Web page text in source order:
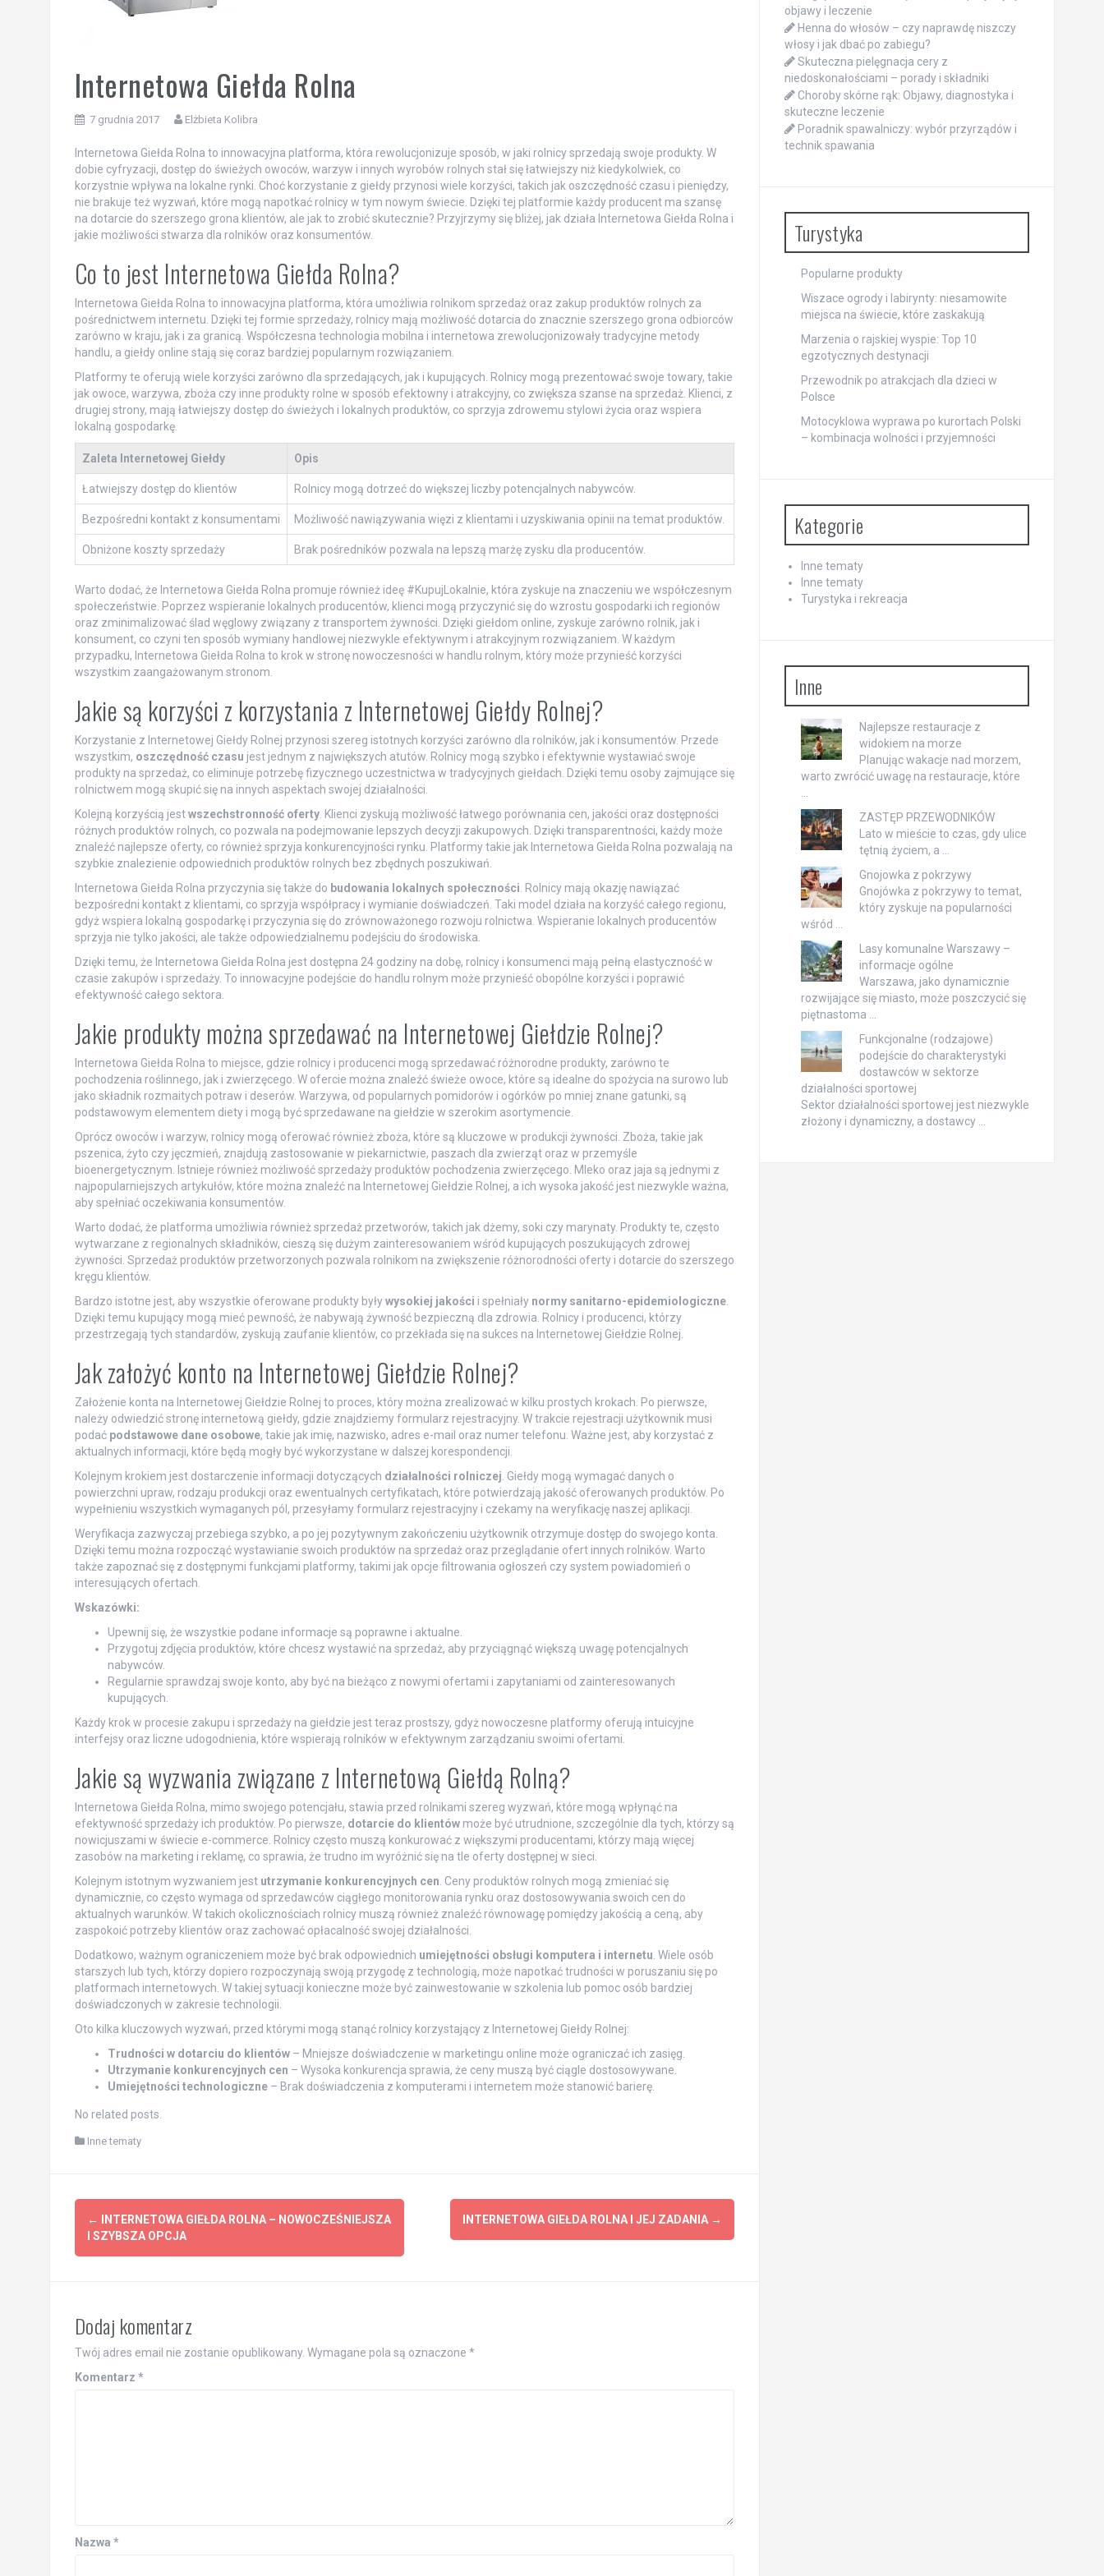
Internetowa Giełda Rolna
7 grudnia 2017 Elżbieta Kolibra
Internetowa Giełda Rolna to innowacyjna platforma, która rewolucjonizuje sposób, w jaki rolnicy sprzedają swoje produkty. W
dobie cyfryzacji, dostęp do świeżych owoców, warzyw i innych wyrobów rolnych stał się łatwiejszy niż kiedykolwiek, co
korzystnie wpływa na lokalne rynki. Choć korzystanie z giełdy przynosi wiele korzyści, takich jak oszczędność czasu i pieniędzy,
nie brakuje też wyzwań, które mogą napotkać rolnicy w tym nowym świecie. Dzięki tej platformie każdy producent ma szansę
na dotarcie do szerszego grona klientów, ale jak to zrobić skutecznie? Przyjrzymy się bliżej, jak działa Internetowa Giełda Rolna i
jakie możliwości stwarza dla rolników oraz konsumentów.
Co to jest Internetowa Giełda Rolna?
Internetowa Giełda Rolna to innowacyjna platforma, która umożliwia rolnikom sprzedaż oraz zakup produktów rolnych za
pośrednictwem internetu. Dzięki tej formie sprzedaży, rolnicy mają możliwość dotarcia do znacznie szerszego grona odbiorców
zarówno w kraju, jak i za granicą. Współczesna technologia mobilna i internetowa zrewolucjonizowały tradycyjne metody
handlu, a giełdy online stają się coraz bardziej popularnym rozwiązaniem.
Platformy te oferują wiele korzyści zarówno dla sprzedających, jak i kupujących. Rolnicy mogą prezentować swoje towary, takie
jak owoce, warzywa, zboża czy inne produkty rolne w sposób efektowny i atrakcyjny, co zwiększa szanse na sprzedaż. Klienci, z
drugiej strony, mają łatwiejszy dostęp do świeżych i lokalnych produktów, co sprzyja zdrowemu stylowi życia oraz wspiera
lokalną gospodarkę.
Zaleta Internetowej Giełdy Opis
Łatwiejszy dostęp do klientów Rolnicy mogą dotrzeć do większej liczby potencjalnych nabywców.
Bezpośredni kontakt z konsumentami Możliwość nawiązywania więzi z klientami i uzyskiwania opinii na temat produktów.
Obniżone koszty sprzedaży Brak pośredników pozwala na lepszą marżę zysku dla producentów.
Warto dodać, że Internetowa Giełda Rolna promuje również ideę #KupujLokalnie, która zyskuje na znaczeniu we współczesnym
społeczeństwie. Poprzez wspieranie lokalnych producentów, klienci mogą przyczynić się do wzrostu gospodarki ich regionów
oraz zminimalizować ślad węglowy związany z transportem żywności. Dzięki giełdom online, zyskuje zarówno rolnik, jak i
konsument, co czyni ten sposób wymiany handlowej niezwykle efektywnym i atrakcyjnym rozwiązaniem. W każdym
przypadku, Internetowa Giełda Rolna to krok w stronę nowoczesności w handlu rolnym, który może przynieść korzyści
wszystkim zaangażowanym stronom.
Jakie są korzyści z korzystania z Internetowej Giełdy Rolnej?
Korzystanie z Internetowej Giełdy Rolnej przynosi szereg istotnych korzyści zarówno dla rolników, jak i konsumentów. Przede
wszystkim, oszczędność czasu jest jednym z największych atutów. Rolnicy mogą szybko i efektywnie wystawiać swoje
produkty na sprzedaż, co eliminuje potrzebę fizycznego uczestnictwa w tradycyjnych giełdach. Dzięki temu osoby zajmujące się
rolnictwem mogą skupić się na innych aspektach swojej działalności.
Kolejną korzyścią jestwszechstronność oferty. Klienci zyskują możliwość łatwego porównania cen, jakości oraz dostępności
różnych produktów rolnych, co pozwala na podejmowanie lepszych decyzji zakupowych. Dzięki transparentności, każdy może
znaleźć najlepsze oferty, co również sprzyja konkurencyjności rynku. Platformy takie jak Internetowa Giełda Rolna pozwalają na
szybkie znalezienie odpowiednich produktów rolnych bez zbędnych poszukiwań.
Internetowa Giełda Rolna przyczynia się także do budowania lokalnych społeczności . Rolnicy mają okazję nawiązać
bezpośredni kontakt z klientami, co sprzyja współpracy i wymianie doświadczeń. Taki model działa na korzyść całego regionu,
gdyż wspiera lokalną gospodarkę i przyczynia się do zrównoważonego rozwoju rolnictwa. Wspieranie lokalnych producentów
sprzyja nie tylko jakości, ale także odpowiedzialnemu podejściu do środowiska.
Dzięki temu, że Internetowa Giełda Rolna jest dostępna 24 godziny na dobę, rolnicy i konsumenci mają pełną elastyczność w
czasie zakupów i sprzedaży. To innowacyjne podejście do handlu rolnym może przynieść obopólne korzyści i poprawić
efektywność całego sektora.
Jakie produkty można sprzedawać na Internetowej Giełdzie Rolnej?
Internetowa Giełda Rolna to miejsce, gdzie rolnicy i producenci mogą sprzedawać różnorodne produkty, zarówno te
pochodzenia roślinnego, jak i zwierzęcego. W ofercie można znaleźć świeże owoce, które są idealne do spożycia na surowo lub
jako składnik rozmaitych potraw i deserów. Warzywa, od popularnych pomidorów i ogórków po mniej znane gatunki, są
podstawowym elementem diety i mogą być sprzedawane na giełdzie w szerokim asortymencie.
Oprócz owoców i warzyw, rolnicy mogą oferować również zboża, które są kluczowe w produkcji żywności. Zboża, takie jak
pszenica, żyto czy jęczmień, znajdują zastosowanie w piekarnictwie, paszach dla zwierząt oraz w przemyśle
bioenergetycznym. Istnieje również możliwość sprzedaży produktów pochodzenia zwierzęcego. Mleko oraz jaja są jednymi z
najpopularniejszych artykułów, które można znaleźć na Internetowej Giełdzie Rolnej, a ich wysoka jakość jest niezwykle ważna,
aby spełniać oczekiwania konsumentów.
Warto dodać, że platforma umożliwia również sprzedaż przetworów, takich jak dżemy, soki czy marynaty. Produkty te, często
wytwarzane z regionalnych składników, cieszą się dużym zainteresowaniem wśród kupujących poszukujących zdrowej
żywności. Sprzedaż produktów przetworzonych pozwala rolnikom na zwiększenie różnorodności oferty i dotarcie do szerszego
kręgu klientów.
Bardzo istotne jest, aby wszystkie oferowane produkty byływysokiej jakości i spełniały normy sanitarno-epidemiologiczne.
Dzięki temu kupujący mogą mieć pewność, że nabywają żywność bezpieczną dla zdrowia. Rolnicy i producenci, którzy
przestrzegają tych standardów, zyskują zaufanie klientów, co przekłada się na sukces na Internetowej Giełdzie Rolnej.
Jak założyć konto na Internetowej Giełdzie Rolnej?
Założenie konta na Internetowej Giełdzie Rolnej to proces, który można zrealizować w kilku prostych krokach. Po pierwsze,
należy odwiedzić stronę internetową giełdy, gdzie znajdziemy formularz rejestracyjny. W trakcie rejestracji użytkownik musi
podać podstawowe dane osobowe, takie jak imię, nazwisko, adres e-mail oraz numer telefonu. Ważne jest, aby korzystać z
aktualnych informacji, które będą mogły być wykorzystane w dalszej korespondencji.
Kolejnym krokiem jest dostarczenie informacji dotyczących działalności rolniczej . Giełdy mogą wymagać danych o
powierzchni upraw, rodzaju produkcji oraz ewentualnych certyfikatach, które potwierdzają jakość oferowanych produktów. Po
wypełnieniu wszystkich wymaganych pól, przesyłamy formularz rejestracyjny i czekamy na weryfikację naszej aplikacji.
Weryfikacja zazwyczaj przebiega szybko, a po jej pozytywnym zakończeniu użytkownik otrzymuje dostęp do swojego konta.
Dzięki temu można rozpocząć wystawianie swoich produktów na sprzedaż oraz przeglądanie ofert innych rolników. Warto
także zapoznać się z dostępnymi funkcjami platformy, takimi jak opcje filtrowania ogłoszeń czy system powiadomień o
interesujących ofertach.
Wskazówki:
Upewnij się, że wszystkie podane informacje są poprawne i aktualne.
Przygotuj zdjęcia produktów, które chcesz wystawić na sprzedaż, aby przyciągnąć większą uwagę potencjalnych
nabywców.
Regularnie sprawdzaj swoje konto, aby być na bieżąco z nowymi ofertami i zapytaniami od zainteresowanych
kupujących.
Każdy krok w procesie zakupu i sprzedaży na giełdzie jest teraz prostszy, gdyż nowoczesne platformy oferują intuicyjne
interfejsy oraz liczne udogodnienia, które wspierają rolników w efektywnym zarządzaniu swoimi ofertami.
Jakie są wyzwania związane z Internetową Giełdą Rolną?
Internetowa Giełda Rolna, mimo swojego potencjału, stawia przed rolnikami szereg wyzwań, które mogą wpłynąć na
efektywność sprzedaży ich produktów. Po pierwsze, dotarcie do klientówmoże być utrudnione, szczególnie dla tych, którzy są
nowicjuszami w świecie e-commerce. Rolnicy często muszą konkurować z większymi producentami, którzy mają więcej
zasobów na marketing i reklamę, co sprawia, że trudno im wyróżnić się na tle oferty dostępnej w sieci.
Kolejnym istotnym wyzwaniem jest utrzymanie konkurencyjnych cen . Ceny produktów rolnych mogą zmieniać się
dynamicznie, co często wymaga od sprzedawców ciągłego monitorowania rynku oraz dostosowywania swoich cen do
aktualnych warunków. W takich okolicznościach rolnicy muszą również znaleźć równowagę pomiędzy jakością a ceną, aby
zaspokoić potrzeby klientów oraz zachować opłacalność swojej działalności.
Dodatkowo, ważnym ograniczeniem może być brak odpowiednich umiejętności obsługi komputera i internetu . Wiele osób
starszych lub tych, którzy dopiero rozpoczynają swoją przygodę z technologią, może napotkać trudności w poruszaniu się po
platformach internetowych. W takiej sytuacji konieczne może być zainwestowanie w szkolenia lub pomoc osób bardziej
doświadczonych w zakresie technologii.
Oto kilka kluczowych wyzwań, przed którymi mogą stanąć rolnicy korzystający z Internetowej Giełdy Rolnej:
Trudności w dotarciu do klientów– Mniejsze doświadczenie w marketingu online może ograniczać ich zasięg.
Utrzymanie konkurencyjnych cen – Wysoka konkurencja sprawia, że ceny muszą być ciągle dostosowywane.
Umiejętności technologiczne– Brak doświadczenia z komputerami i internetem może stanowić barierę.
No related posts.
Inne tematy
Post
navigation
←
INTERNETOWA GIEŁDA ROLNA – NOWOCZEŚNIEJSZA
I SZYBSZA OPCJA
INTERNETOWA GIEŁDA ROLNA I JEJ ZADANIA →
Dodaj komentarz
Twój adres email nie zostanie opublikowany. Wymagane pola są oznaczone *
Komentarz *
Nazwa *
objawy i leczenie
Henna do włosów – czy naprawdę niszczy
włosy i jak dbać po zabiegu?
Skuteczna pielęgnacja cery z
niedoskonałościami – porady i składniki
Choroby skórne rąk: Objawy, diagnostyka i
skuteczne leczenie
Poradnik spawalniczy: wybór przyrządów i
technik spawania
Turystyka
Popularne produkty
Wiszace ogrody i labirynty: niesamowite
miejsca na świecie, które zaskakują
Marzenia o rajskiej wyspie: Top 10
egzotycznych destynacji
Przewodnik po atrakcjach dla dzieci w
Polsce
Motocyklowa wyprawa po kurortach Polski
– kombinacja wolności i przyjemności
Kategorie
Inne tematy
Inne tematy
Turystyka i rekreacja
Inne
Najlepsze restauracje z
widokiem na morze
Planując wakacje nad morzem,
warto zwrócić uwagę na restauracje, które
ZASTĘP PRZEWODNIKÓW
Lato w mieście to czas, gdy ulice
tętnią życiem, a …
Gnojowka z pokrzywy
Gnojówka z pokrzywy to temat,
który zyskuje na popularności
wśród …
Lasy komunalne Warszawy –
informacje ogólne
Warszawa, jako dynamicznie
rozwijające się miasto, może poszczycić się
piętnastoma …
Funkcjonalne (rodzajowe)
podejście do charakterystyki
dostawców w sektorze
działalności sportowej
Sektor działalności sportowej jest niezwykle
złożony i dynamiczny, a dostawcy …